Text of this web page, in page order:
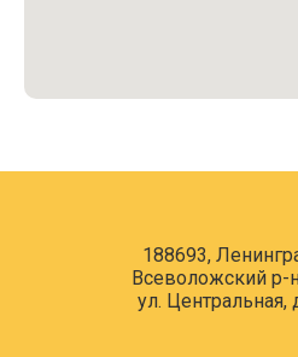
188693,
Всеволожский р-
ул. Центральная,